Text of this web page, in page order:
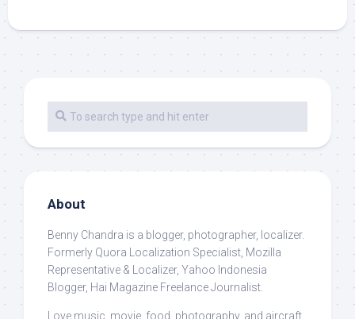
About
Benny Chandra is a blogger, photographer, localizer.
Formerly Quora Localization Specialist, Mozilla
Representative & Localizer, Yahoo Indonesia
Blogger, Hai Magazine Freelance Journalist.
Love music, movie, food, photography, and aircraft.